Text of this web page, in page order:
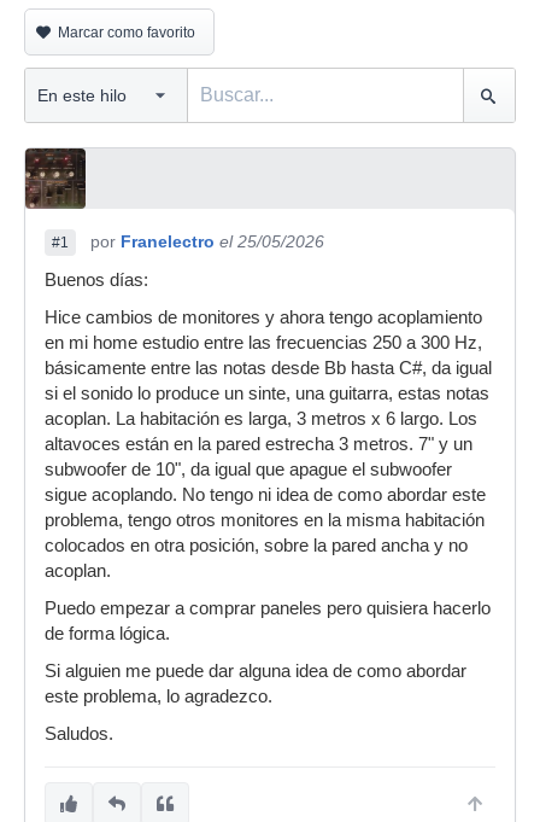
Marcar como favorito
#1 por Franelectro el 25/05/2026
Buenos días:
Hice cambios de monitores y ahora tengo acoplamiento
en mi home estudio entre las frecuencias 250 a 300 Hz,
básicamente entre las notas desde Bb hasta C#, da igual
si el sonido lo produce un sinte, una guitarra, estas notas
acoplan. La habitación es larga, 3 metros x 6 largo. Los
altavoces están en la pared estrecha 3 metros. 7" y un
subwoofer de 10", da igual que apague el subwoofer
sigue acoplando. No tengo ni idea de como abordar este
problema, tengo otros monitores en la misma habitación
colocados en otra posición, sobre la pared ancha y no
acoplan.
Puedo empezar a comprar paneles pero quisiera hacerlo
de forma lógica.
Si alguien me puede dar alguna idea de como abordar
este problema, lo agradezco.
Saludos.